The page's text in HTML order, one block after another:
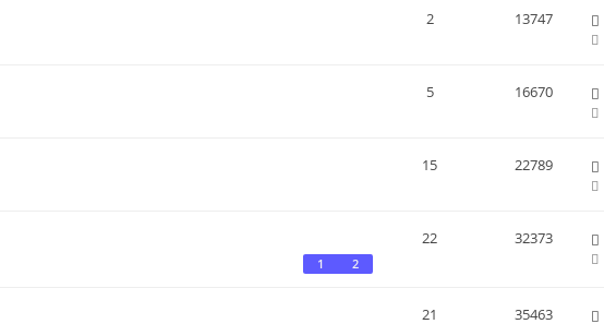
2 13747
5 16670
15 22789
1 2
22 32373
21 35463